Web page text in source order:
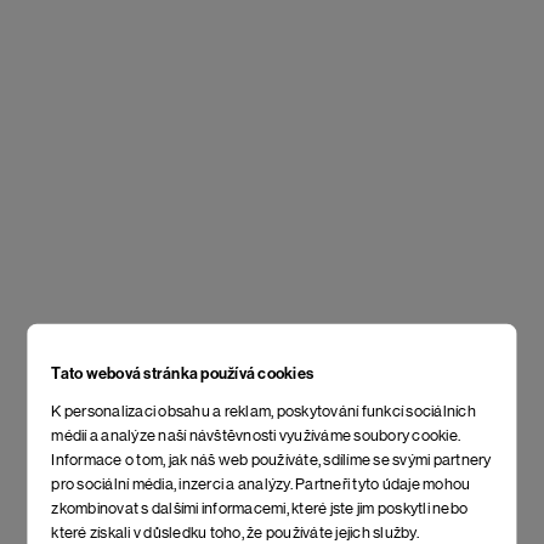
Tato webová stránka používá cookies
K personalizaci obsahu a reklam, poskytování funkcí sociálních
médií a analýze naší návštěvnosti využíváme soubory cookie.
Informace o tom, jak náš web používáte, sdílíme se svými partnery
pro sociální média, inzerci a analýzy. Partneři tyto údaje mohou
zkombinovat s dalšími informacemi, které jste jim poskytli nebo
které získali v důsledku toho, že používáte jejich služby.